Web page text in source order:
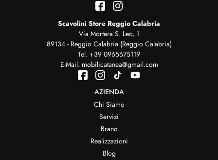
Scavolini Store Reggio Calabria
Via Mortara S. Leo, 1
89134 - Reggio Calabria (Reggio Calabria)
Tel. +39 0965675119
E-Mail. mobilicatanea@gmail.com
AZIENDA
Chi Siamo
Servizi
Brand
Realizzazioni
Blog